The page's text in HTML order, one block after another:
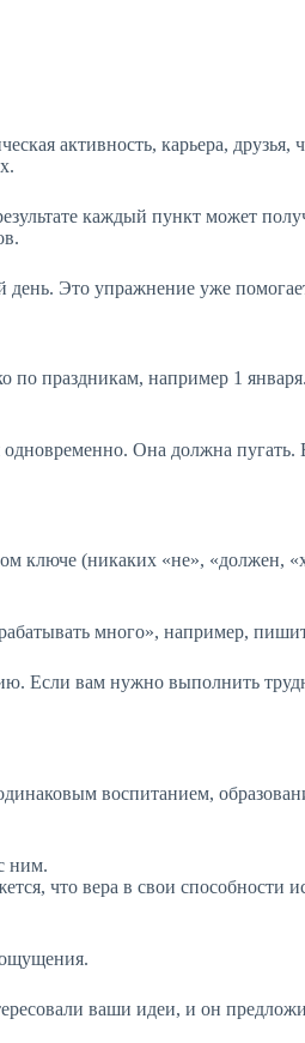
активность, карьера,
каждый пункт может
Это упражнение уже
праздникам, например 1
Она должна
ключе (никаких «не», «должен,
много», например,
вам нужно выполнить
воспитанием,
ним.
что вера в свои способности
ощущения.
ваши идеи, и он